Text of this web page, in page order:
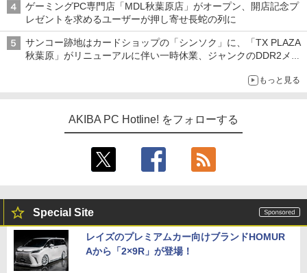
ゲーミングPC専門店「MDL秋葉原店」がオープン、開店記念プ
レゼントを求めるユーザーが押し寄せ長蛇の列に
サンコー跡地はカードショップの「シンソク」に、「TX PLAZA
秋葉原」がリニューアルに伴い一時休業、ジャンクのDDR2メモ
もっと見る
AKIBA PC Hotline! をフォローする
Special Site
レイズのプレミアムカー向けブランドHOMUR
Aから「2×9R」が登場！